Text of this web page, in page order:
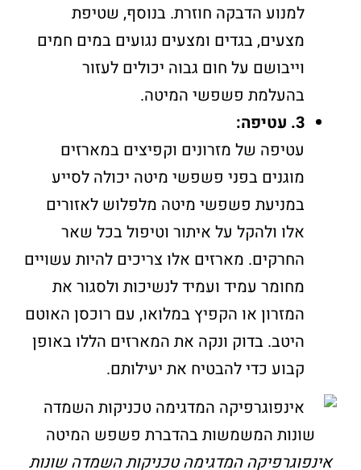
למנוע הדבקה חוזרת. בנוסף, שטיפת
מצעים, בגדים ומצעים נגועים במים חמים
וייבושם על חום גבוה יכולים לעזור
בהעלמת פשפשי המיטה.
3. עטיפה:
עטיפה של מזרונים וקפיצים במארזים
מוגנים בפני פשפשי מיטה יכולה לסייע
במניעת פשפשי מיטה מלפלוש לאזורים
אלו ולהקל על איתור וטיפול בכל שאר
החרקים. מארזים אלו צריכים להיות עשויים
מחומר עמיד ועמיד לנשיכות ולסגור את
המזרון או הקפיץ במלואו, עם רוכסן האוטם
היטב. בדוק ונקה את המארזים הללו באופן
קבוע כדי להבטיח את יעילותם.
אינפוגרפיקה המדגימה טכניקות השמדה שונות